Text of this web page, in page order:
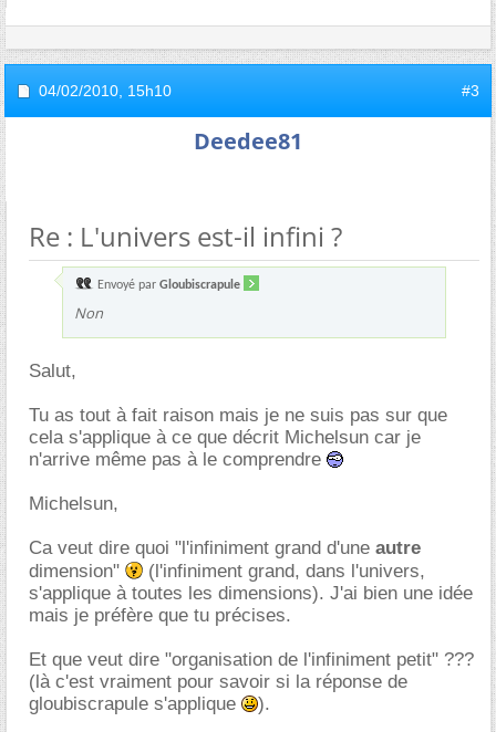
04/02/2010, 15h10 #3
Deedee81
Re : L'univers est-il infini ?
Envoyé par Gloubiscrapule
Non
Salut,
Tu as tout à fait raison mais je ne suis pas sur que
cela s'applique à ce que décrit Michelsun car je
n'arrive même pas à le comprendre
Michelsun,
Ca veut dire quoi "l'infiniment grand d'une autre
dimension"
(l'infiniment grand, dans l'univers,
s'applique à toutes les dimensions). J'ai bien une idée
mais je préfère que tu précises.
Et que veut dire "organisation de l'infiniment petit" ???
(là c'est vraiment pour savoir si la réponse de
gloubiscrapule s'applique
).